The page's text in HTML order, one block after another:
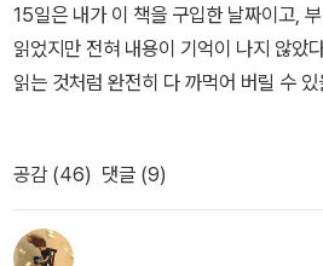
15일은 내가 이 책을 구입한 날짜이고,
읽었지만 전혀 내용이 기억이 나지 않았
읽는 것처럼 완전히 다 까먹어 버릴 수
비드 샐린저. 1919년에 태어나 언제 죽었
도 살아있나, 이 작가의 단 한권의 책이
트셀러처럼 널리 읽히는 이유는 어디에
공감 (46) 댓글 (9)